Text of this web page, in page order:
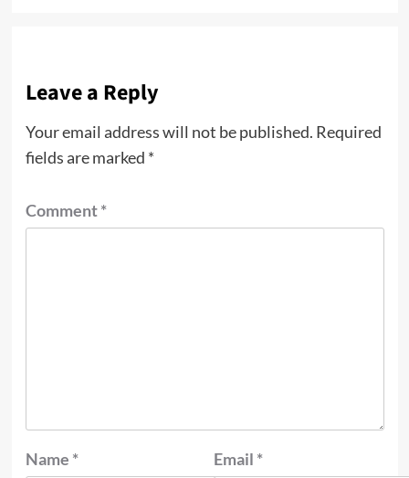
Leave a Reply
Your email address will not be published. Required
fields are marked *
Comment*
Name * Email *